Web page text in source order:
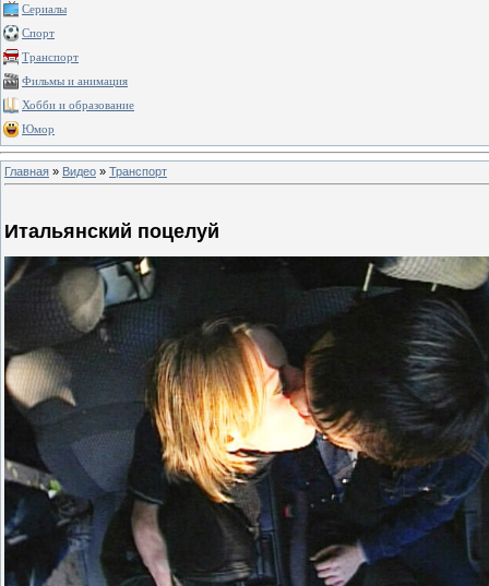
Сериалы
Спорт
Транспорт
Фильмы и анимация
Хобби и образование
Юмор
Главная » Видео » Транспорт
Итальянский поцелуй